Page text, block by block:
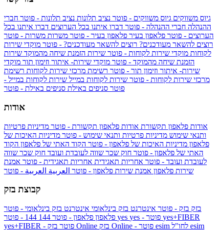
גיוס משווקים גיוס משווקים - פוטר נציב תלונות נציב תלונות - פוטר חברי
ההנהלה חברי ההנהלה - פוטר דברו איתנו בכל הערוצים דברו איתנו בכל
הערוצים - פוטר פלאפון בעיר פלאפון בעיר - פוטר משרות משרות - פוטר
רוצים להשאר מעודכנים? רוצים להשאר מעודכנים? - פוטר מוקדי שירות
לקוחות מוקדי שירות לקוחות - פוטר שירות הזמנת שיחה מהמוקד שירות
הזמנת שיחה מהמוקד - פוטר מוקדי שירות- איתור וזימון תור מוקדי
שירות- איתור וזימון תור - פוטר רשימת מרכזי שירות לקוחות רשימת
מרכזי שירות לקוחות - פוטר שירות לקוחות במייל שירות לקוחות במייל -
פוטר סניפים באילת סניפים באילת - פוטר
אודות
אודות פלאפון תקשורת אודות פלאפון תקשורת - פוטר מדיניות פרטיות
ותנאי שימוש מדיניות פרטיות ותנאי שימוש - פוטר מדיניות האיכות של
פלאפון מדיניות האיכות של פלאפון - פוטר הקוד האתי של פלאפון הקוד
האתי של פלאפון - פוטר חוק שכר שווה לעובדת ועובד חוק שכר שווה
לעובדת ועובד - פוטר אחריות תאגידית אחריות תאגידית - פוטר אמנת
שירות פלאפון אמנת שירות פלאפון - פוטר العربية العربية - פוטר
קבוצת בזק
בזק בזק - פוטר אינטרנט בזק בינלאומי אינטרנט בזק בינלאומי - פוטר
פלאפון פלאפון - פוטר 144 yes
yes+FIBER
yes+FIBER - פוטר בזק Online esim